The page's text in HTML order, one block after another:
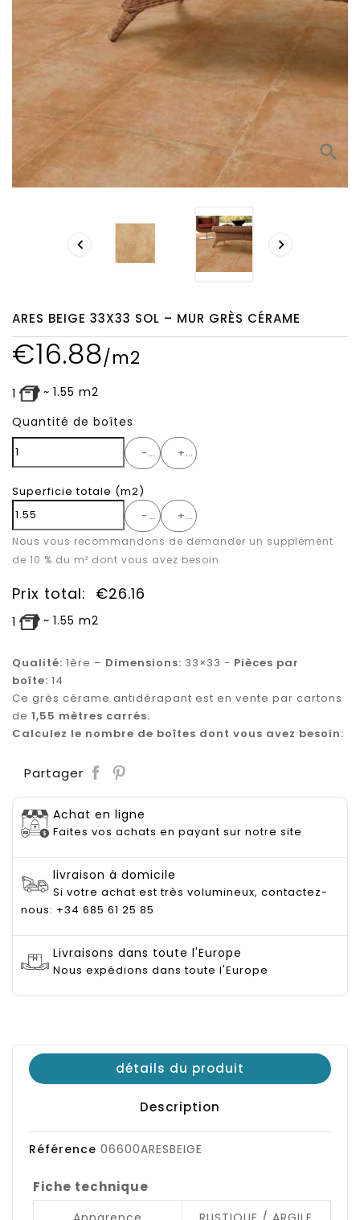
search
 
ARES BEIGE 33X33 SOL – MUR GRÈS CÉRAME
€16.88/m2
1 ~ 1.55 m2
Quantité de boîtes
- +
Superficie totale (m2)
-
+
Nous vous recommandons de demander un supplément
de 10 % du m² dont vous avez besoin
Prix total: €26.16
1 ~ 1.55 m2
Qualité: 1ère – Dimensions: 33×33 - Pièces par
boîte: 14
Ce grès cérame antidérapant est en vente par cartons
de 1,55 mètres carrés.
Calculez le nombre de boîtes dont vous avez besoin:
Partager
Achat en ligne
Faites vos achats en payant sur notre site
livraison à domicile
Si votre achat est très volumineux, contactez-
nous: +34 685 61 25 85
Livraisons dans toute l'Europe
Nous expédions dans toute l'Europe
détails du produit
Description
Référence 06600ARESBEIGE
Fiche technique